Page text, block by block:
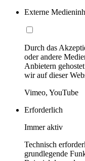
Externe
Durch das
oder andere
Anbietern
wir auf dieser
Vimeo, YouTube
Erforderlich
Immer aktiv
Technisch
grundlegende